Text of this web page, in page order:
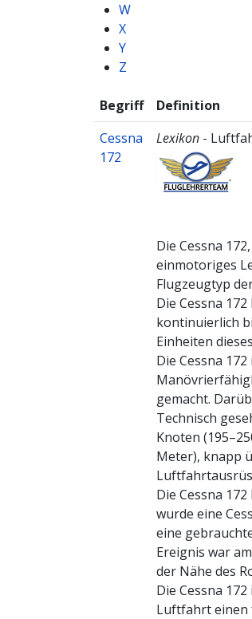
W
X
Y
Z
Begriff
Definition
Cessna
172
Lexikon -
Die Cessna
einmotoriges
Flugzeugtyp
Die Cessna
kontinuierlich
Einheiten
Die Cessna
gemacht.
Technisch
Knoten
Meter), knapp
Die Cessna
wurde eine
eine
Ereignis war
der Nähe des
Die Cessna
Luftfahrt einen